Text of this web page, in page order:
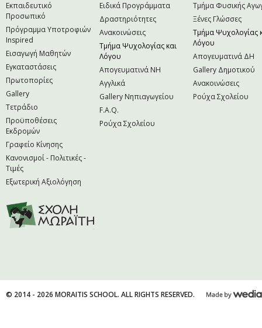
Εκπαιδευτικό
Προσωπικό
Πρόγραμμα Υποτροφιών
Inspired
Εισαγωγή Μαθητών
Εγκαταστάσεις
Πρωτοπορίες
Gallery
Τετράδιο
Προϋποθέσεις
Εκδρομών
Γραφείο Κίνησης
Κανονισμοί - Πολιτικές -
Τιμές
Εξωτερική Αξιολόγηση
Ειδικά Προγράμματα
Δραστηριότητες
Ανακοινώσεις
Τμήμα Ψυχολογίας και
Λόγου
Απογευματινά NH
Αγγλικά
Gallery Νηπιαγωγείου
F.A.Q.
Ρούχα Σχολείου
Τμήμα Φυσικής
Ξένες Γλώσσες
Τμήμα Ψυχολογίας
Λόγου
Απογευματινά ΔΗ
Gallery Δημοτικού
Ανακοινώσεις
Ρούχα Σχολείου
© 2014 - 2026 MORAITIS SCHOOL. ALL RIGHTS RESERVED.